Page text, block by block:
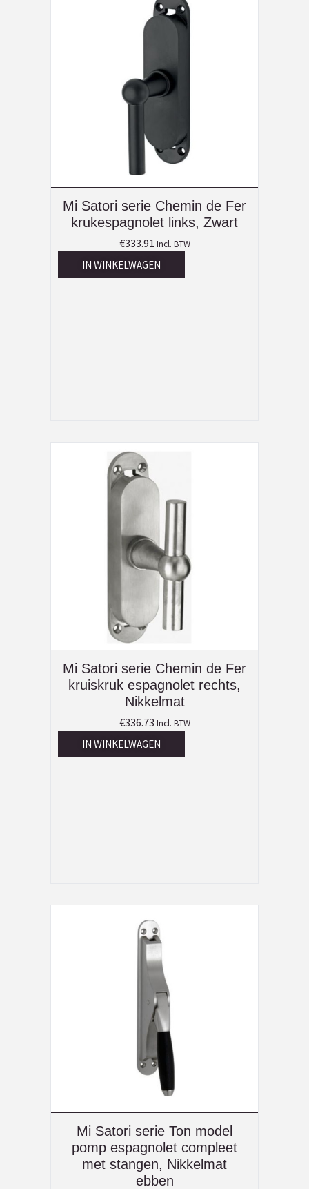
Mi Satori serie Chemin de Fer
krukespagnolet links, Zwart
€333.91 Incl. BTW
IN WINKELWAGEN
Mi Satori serie Chemin de Fer
kruiskruk espagnolet rechts,
Nikkelmat
€336.73 Incl. BTW
IN WINKELWAGEN
Mi Satori serie Ton model
pomp espagnolet compleet
met stangen, Nikkelmat
ebben